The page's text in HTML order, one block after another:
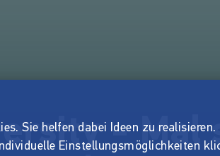
- Mal
Sie helfen dabei Ideen zu
Einstellungsmöglichkeiten